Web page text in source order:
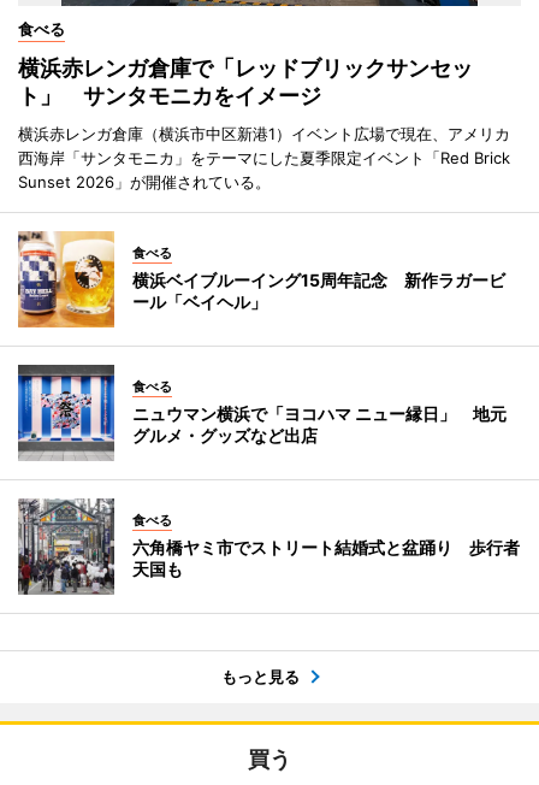
食べる
横浜赤レンガ倉庫で「レッドブリックサンセッ
ト」 サンタモニカをイメージ
横浜赤レンガ倉庫（横浜市中区新港1）イベント広場で現在、アメリカ
西海岸「サンタモニカ」をテーマにした夏季限定イベント「Red Brick
Sunset 2026」が開催されている。
食べる
横浜ベイブルーイング15周年記念 新作ラガービ
ール「ベイヘル」
食べる
ニュウマン横浜で「ヨコハマ ニュー縁日」 地元
グルメ・グッズなど出店
食べる
六角橋ヤミ市でストリート結婚式と盆踊り 歩行者
天国も
もっと見る
買う